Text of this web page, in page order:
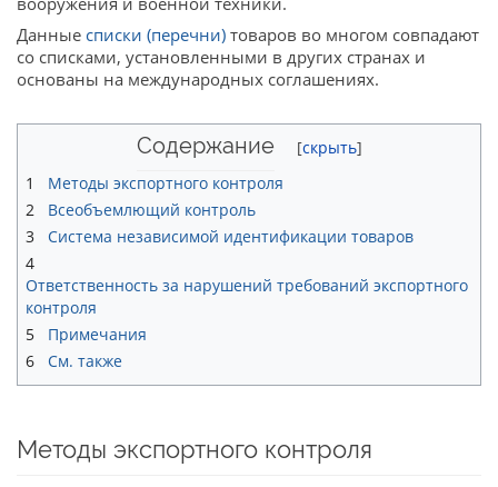
Данные списки (перечни) товаров во многом совпадают
со списками, установленными в других странах и
основаны на международных соглашениях.
Содержание
1
Методы экспортного контроля
2
Всеобъемлющий контроль
3
Система независимой идентификации товаров
4
Ответственность за нарушений требований экспортного
контроля
5
Примечания
6
См. также
Методы экспортного контроля